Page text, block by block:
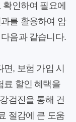
인하여 필요에
를 활용하여 암
음과 같습니다.
, 보험 가입 시
료 할인 혜택을
검진을 통해 건
절감에 큰 도움